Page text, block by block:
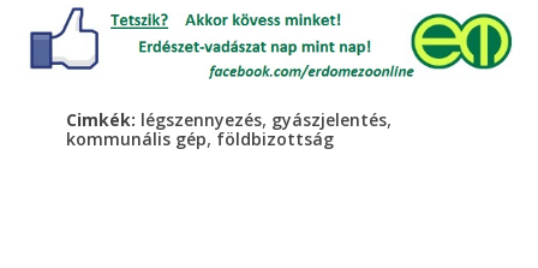
Cimkék: légszennyezés, gyászjelentés,
kommunális gép,földbizottság